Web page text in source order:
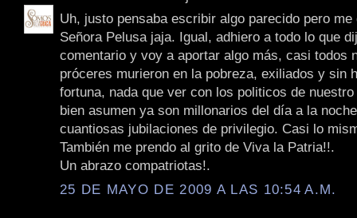
Uh, justo pensaba escribir algo parecido pero me
Señora Pelusa jaja. Igual, adhiero a todo lo que
comentario y voy a aportar algo más, casi todos
próceres murieron en la pobreza, exiliados y sin
fortuna, nada que ver con los politicos de
bien asumen ya son millonarios del día a la
cuantiosas jubilaciones de privilegio. Casi lo
También me prendo al grito de Viva la Patria!!.
Un abrazo compatriotas!.
25 DE MAYO DE 2009 A LAS 10:54 A.M.